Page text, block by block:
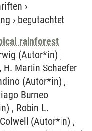
›
› begutachtet
rainforest
Heethoff (Autor*in) , Alexander Keller (Autor*in) , Anna R. Landim (Autor*in) , Sara D. Leonhardt (Autor*in) , Eva Tamargo Lopez (Autor*in) , Diego Marín-Armijos (Autor*in) , Jörg Müller (Autor*in) , Karla Neira-Salamea (Autor*in) , Eike Lena Neuschulz (Autor*in) ,